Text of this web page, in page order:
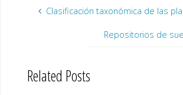
Clasificación taxonómica de las
Repositorios de
Related Posts